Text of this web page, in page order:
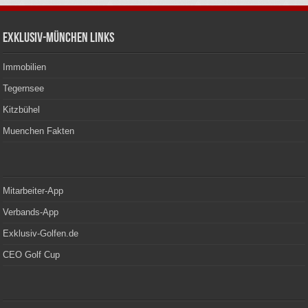
Exklusiv-München Links
Immobilien
Tegernsee
Kitzbühel
Muenchen Fakten
Mitarbeiter-App
Verbands-App
Exklusiv-Golfen.de
CEO Golf Cup